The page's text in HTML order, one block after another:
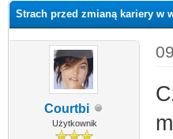
Strach przed zmianą kariery w
Courtbi
Użytkownik